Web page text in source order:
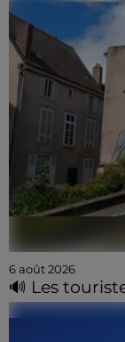
6 août 2026
🔊 Les